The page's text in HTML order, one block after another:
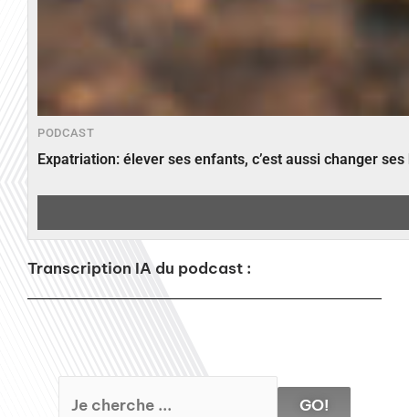
PODCAST
Expatriation: élever ses enfants, c’est aussi changer
Transcription IA du podcast :
GO!